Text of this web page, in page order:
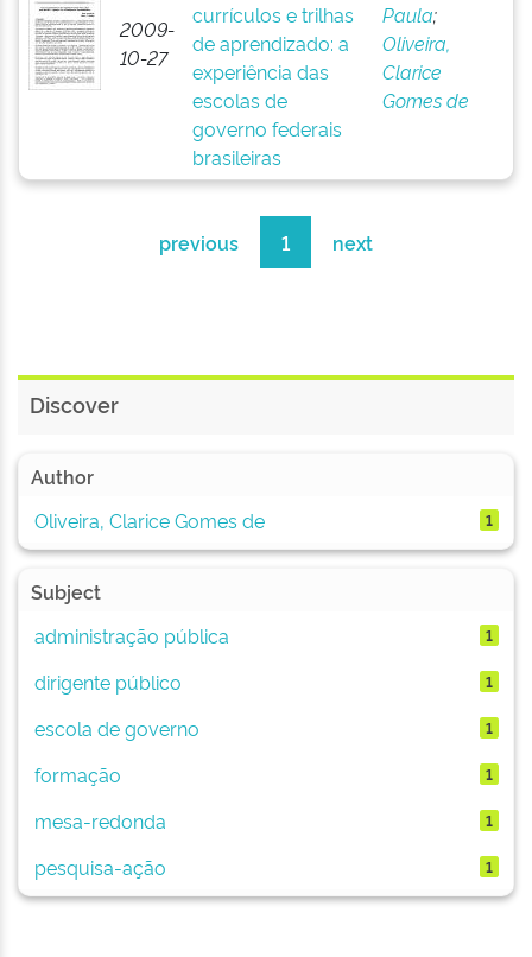
2009-
10-27
currículos e trilhas
de aprendizado: a
experiência das
escolas de
governo federais
brasileiras
Paula;
Oliveira,
Clarice
Gomes de
previous 1 next
Discover
Author
Oliveira, Clarice Gomes de
1
Subject
administração pública
1
dirigente público 1
escola de governo 1
formação 1
mesa-redonda 1
pesquisa-ação 1